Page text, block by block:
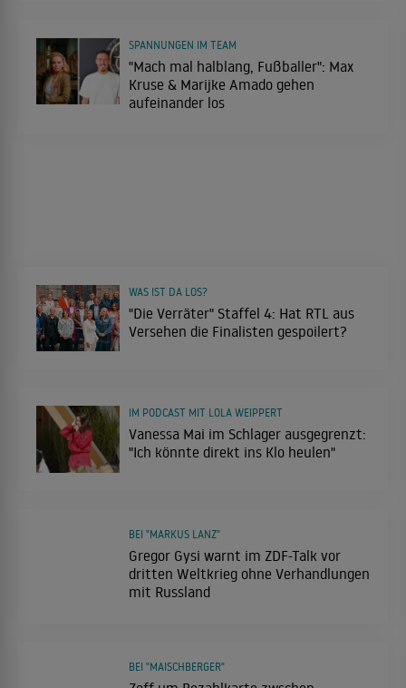
"Mach mal halblang, Fußballer": Max
Kruse & Marijke Amado gehen
aufeinander los
SPANNUNGEN IM TEAM
"Die Verräter" Staffel 4: Hat RTL aus
Versehen die Finalisten gespoilert?
WAS IST DA LOS?
Vanessa Mai im Schlager ausgegrenzt:
"Ich könnte direkt ins Klo heulen"
IM PODCAST MIT LOLA WEIPPERT
Gregor Gysi warnt im ZDF-Talk vor
dritten Weltkrieg ohne Verhandlungen
mit Russland
BEI "MARKUS LANZ"
BEI "MAISCHBERGER"